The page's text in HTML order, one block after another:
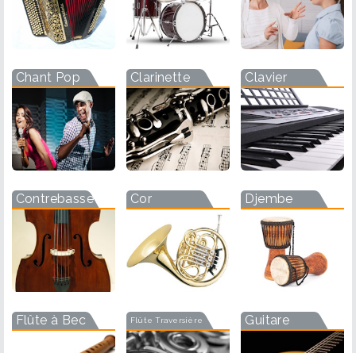
Chant Pop Clarinette Clavier
Contrebasse Cor Djembe
Flûte à Bec Flûte Traversière Guitare